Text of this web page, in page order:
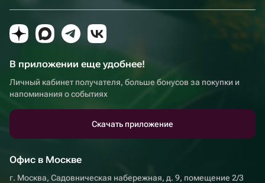
В приложении еще удобнее!
Личный кабинет получателя, больше бонусов за покупки и
напоминания о событиях
Скачать приложение
Офис в Москве
г. Москва, Садовническая набережная, д. 9, помещение 2/3